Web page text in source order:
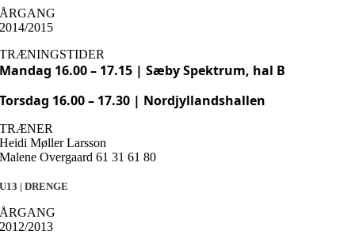
ÅRGANG
2014/2015
TRÆNINGSTIDER
Mandag 16.00 – 17.15 | Sæby Spektrum, hal B
Torsdag 16.00 – 17.30 | Nordjyllandshallen
TRÆNER
Heidi Møller Larsson
Malene Overgaard 61 31 61 80
U13 | DRENGE
ÅRGANG
2012/2013